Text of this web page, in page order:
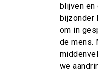
blijven
bijzonder
om in
de mens.
we